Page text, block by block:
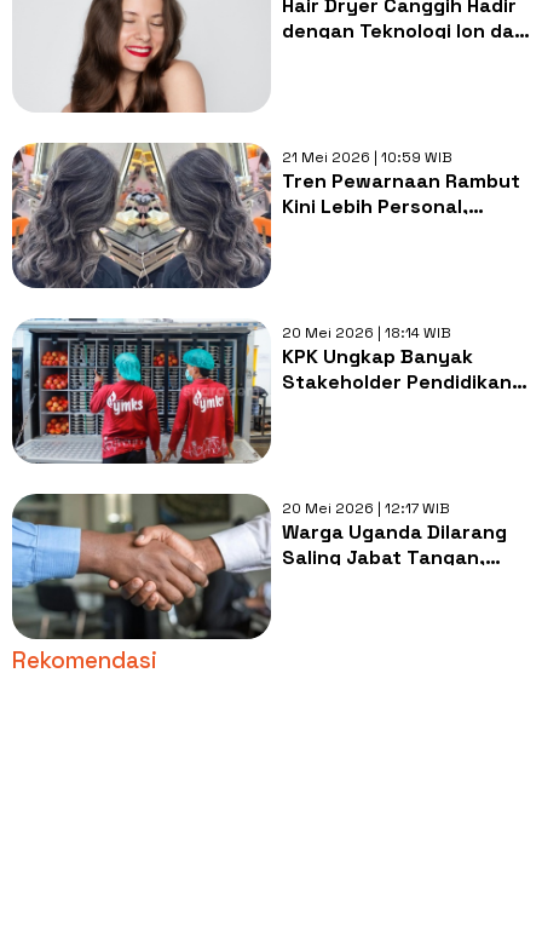
Hair Dryer Canggih Hadir
dengan Teknologi Ion dan
21 Mei 2026 | 10:59 WIB
Tren Pewarnaan Rambut
Kini Lebih Personal,
20 Mei 2026 | 18:14 WIB
KPK Ungkap Banyak
Stakeholder Pendidikan
20 Mei 2026 | 12:17 WIB
Warga Uganda Dilarang
Saling Jabat Tangan,
Rekomendasi